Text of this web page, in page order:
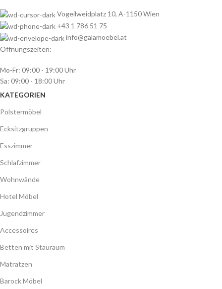
Vogeilweidplatz 10, A-1150 Wien
+43 1 786 51 75
info@galamoebel.at
Öffnungszeiten:
Mo-Fr: 09:00 - 19:00 Uhr
Sa: 09:00 - 18:00 Uhr
KATEGORIEN
Polstermöbel
Ecksitzgruppen
Esszimmer
Schlafzimmer
Wohnwände
Hotel Möbel
Jugendzimmer
Accessoires
Betten mit Stauraum
Matratzen
Barock Möbel